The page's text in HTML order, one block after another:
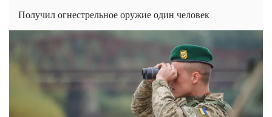
Получил огнестрельное оружие один человек